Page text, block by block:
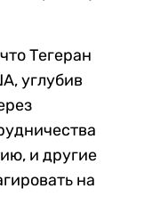
Тегеран
углубив
и другие
на